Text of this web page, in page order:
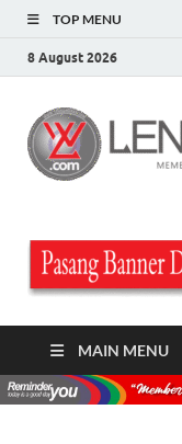
TOP MENU
8 August 2026
MAIN MENU